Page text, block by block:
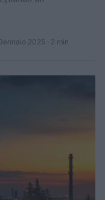
2025 · 2 min